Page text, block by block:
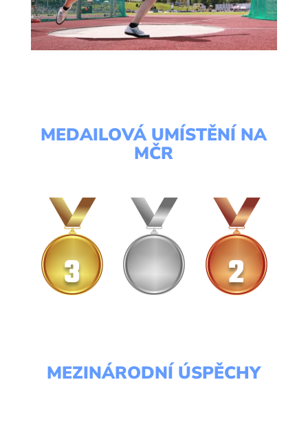
MEDAILOVÁ UMÍSTĚNÍ NA
MČR
3 2
MEZINÁRODNÍ ÚSPĚCHY